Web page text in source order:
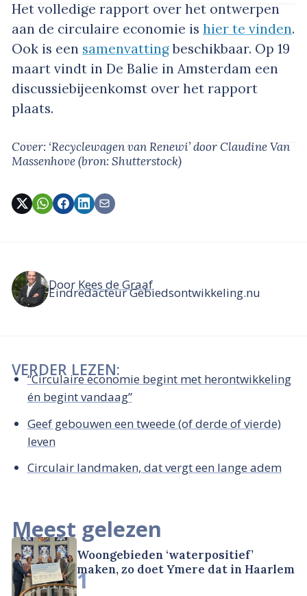
Het volledige rapport over het ontwerpen
aan de circulaire economie is hier te vinden.
Ook is een samenvattingbeschikbaar. Op 19
maart vindt in De Balie in Amsterdam een
discussiebijeenkomst over het rapport
plaats.
Cover: ‘Recyclewagen van Renewi’door Claudine Van
Massenhove(bron: Shutterstock)
Door Kees de Graaf
Eindredacteur Gebiedsontwikkeling.nu
VERDER LEZEN:
“Circulaire economie begint met herontwikkeling
én begint vandaag”
Geef gebouwen een tweede (of derde of vierde)
leven
Circulair landmaken, dat vergt een lange adem
Meest gelezen
Woongebieden ‘waterpositief’
maken, zo doet Ymere dat in Haarlem
1